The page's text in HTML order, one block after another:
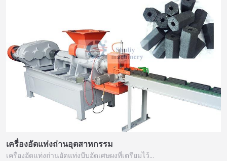
เครื่องอัดแท่งถ่านอุตสาหกรรม
เครื่องอัดแท่งถ่านอัดแท่งบีบอัดเศษผงที่เตรียมไว้…
Italian